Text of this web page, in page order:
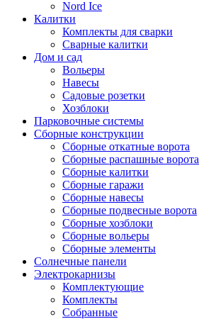
Nord Ice
Калитки
Комплекты для сварки
Сварные калитки
Дом и сад
Вольеры
Навесы
Садовые розетки
Хозблоки
Парковочные системы
Сборные конструкции
Сборные откатные ворота
Сборные распашные ворота
Сборные калитки
Сборные гаражи
Сборные навесы
Сборные подвесные ворота
Сборные хозблоки
Сборные вольеры
Сборные элементы
Солнечные панели
Электрокарнизы
Комплектующие
Комплекты
Собранные